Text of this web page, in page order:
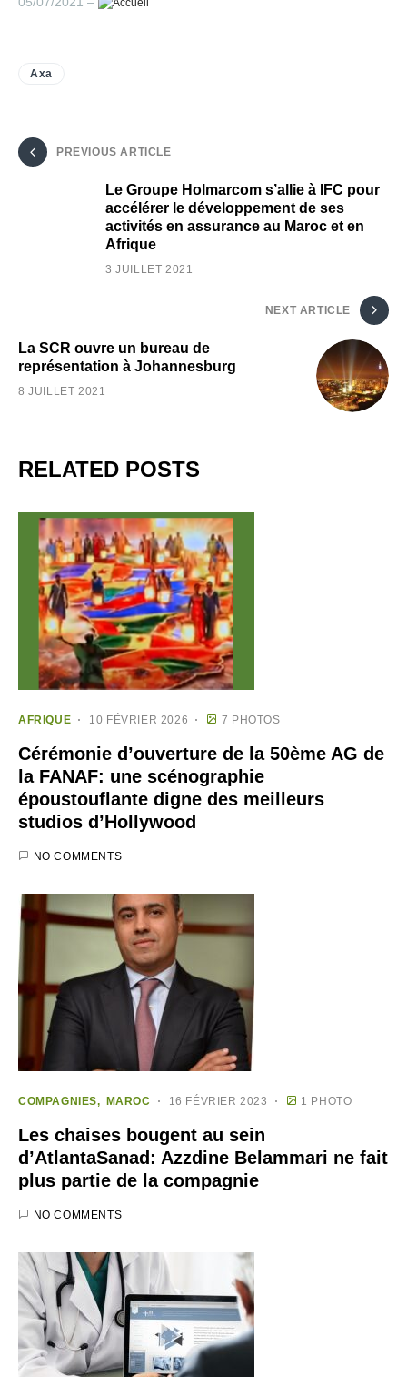
Axa
PREVIOUS ARTICLE
Le Groupe Holmarcom s’allie à IFC pour
accélérer le développement de ses
activités en assurance au Maroc et en
Afrique
3 JUILLET 2021
NEXT ARTICLE
La SCR ouvre un bureau de
représentation à Johannesburg
8 JUILLET 2021
RELATED POSTS
AFRIQUE 10 FÉVRIER 2026 7 PHOTOS
Cérémonie d’ouverture de la 50ème AG de
la FANAF: une scénographie
époustouflante digne des meilleurs
studios d’Hollywood
NO COMMENTS
COMPAGNIES MAROC 16 FÉVRIER 2023 1 PHOTO
Les chaises bougent au sein
d’AtlantaSanad: Azzdine Belammari ne fait
plus partie de la compagnie
NO COMMENTS